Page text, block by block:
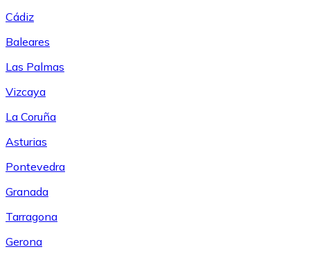
Cádiz
Baleares
Las Palmas
Vizcaya
La Coruña
Asturias
Pontevedra
Granada
Tarragona
Gerona